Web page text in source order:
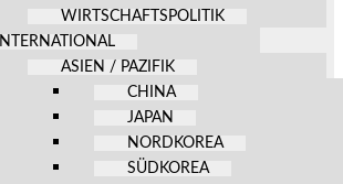
WIRTSCHAFTSPOLITIK
INTERNATIONAL
ASIEN / PAZIFIK
CHINA
JAPAN
NORDKOREA
SÜDKOREA